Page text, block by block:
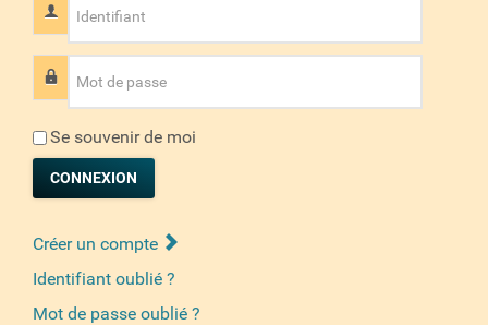
Identifiant
Mot de passe
Se souvenir de moi
CONNEXION
Créer un compte
Identifiant oublié ?
Mot de passe oublié ?